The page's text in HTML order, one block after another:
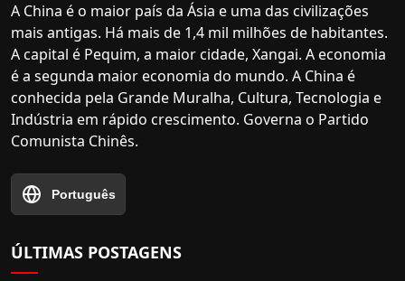
A China é o maior país da Ásia e uma das civilizações
mais antigas. Há mais de 1,4 mil milhões de habitantes.
A capital é Pequim, a maior cidade, Xangai. A economia
é a segunda maior economia do mundo. A China é
conhecida pela Grande Muralha, Cultura, Tecnologia e
Indústria em rápido crescimento. Governa o Partido
Comunista Chinês.
Português
ÚLTIMAS POSTAGENS